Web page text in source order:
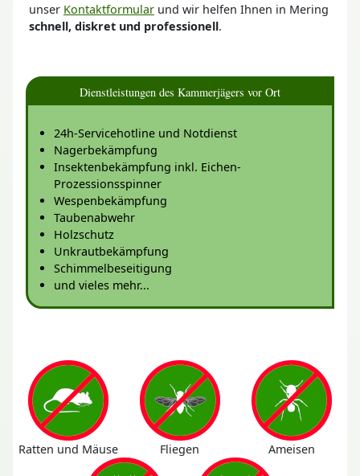
unser Kontaktformular und wir helfen Ihnen in Mering
schnell, diskret und professionell.
Dienstleistungen des Kammerjägers vor Ort
24h-Servicehotline und Notdienst
Nagerbekämpfung
Insektenbekämpfung inkl. Eichen-
Prozessionsspinner
Wespenbekämpfung
Taubenabwehr
Holzschutz
Unkrautbekämpfung
Schimmelbeseitigung
und vieles mehr...
Ratten und Mäuse Fliegen Ameisen